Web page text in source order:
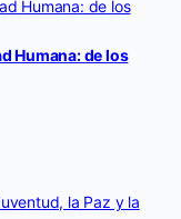
Humana: de los